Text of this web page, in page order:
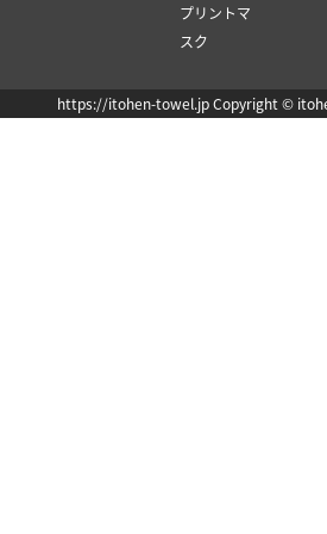
プリントマ
スク
https://itohen-towel.jp Copyright ©